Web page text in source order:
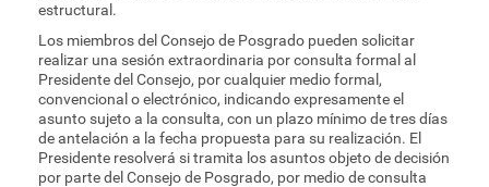
estructural.
Los miembros del Consejo de Posgrado pueden solicitar
realizar una sesión extraordinaria por consulta formal al
Presidente del Consejo, por cualquier medio formal,
convencional o electrónico, indicando expresamente el
asunto sujeto a la consulta, con un plazo mínimo de tres días
de antelación a la fecha propuesta para su realización. El
Presidente resolverá si tramita los asuntos objeto de decisión
por parte del Consejo de Posgrado, por medio de consulta